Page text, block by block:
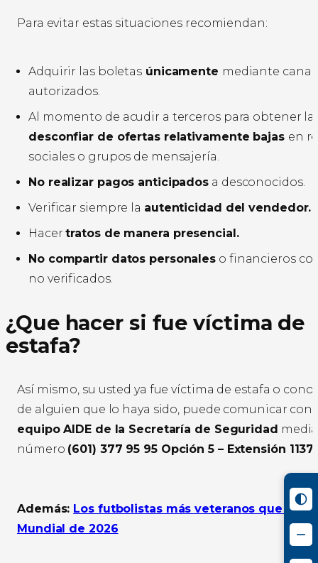
Para evitar estas situaciones recomiendan:
Adquirir las boletas únicamente mediante
autorizados.
Al momento de acudir a terceros para obtener
desconfiar de ofertas relativamente bajas en
sociales o grupos de mensajería.
No realizar pagos anticipados a desconocidos.
Verificar siempre la autenticidad del vendedor.
Hacertratos de manera presencial.
No compartir datos personales o financieros
no verificados.
¿Que hacer si fue víctima de
estafa?
Así mismo, su usted ya fue víctima de estafa o
de alguien que lo haya sido, puede comunicar con
equipo AIDE de la Secretaría de Seguridad
número (601) 377 95 95 Opción 5 – Extensión 1137.
Además: Los futbolistas más veteranos que
Mundial de 2026